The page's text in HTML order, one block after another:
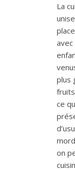
La
avec
plus
ce
on